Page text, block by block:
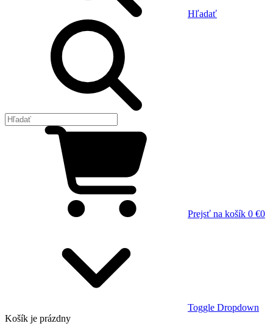
Hľadať
Prejsť na košík 0 €0
Toggle Dropdown
Košík je prázdny